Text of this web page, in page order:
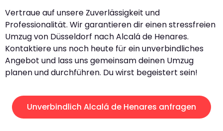
Vertraue auf unsere Zuverlässigkeit und
Professionalität. Wir garantieren dir einen stressfreien
Umzug von Düsseldorf nach Alcalá de Henares.
Kontaktiere uns noch heute für ein unverbindliches
Angebot und lass uns gemeinsam deinen Umzug
planen und durchführen. Du wirst begeistert sein!
Unverbindlich Alcalá de Henares anfragen